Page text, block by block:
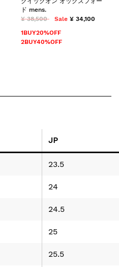
ド mens.
¥ 38,500
Sale ¥ 34,100
1BUY20%OFF
2BUY40%OFF
JP
23.5
24
24.5
25
25.5